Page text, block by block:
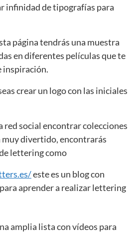
infinidad de tipografías para
página tendrás una muestra
en diferentes películas que te
inspiración.
crear un logo con las iniciales
red social encontrar colecciones
divertido, encontrarás
lettering como
este es un blog con
aprender a realizar lettering
amplia lista con vídeos para